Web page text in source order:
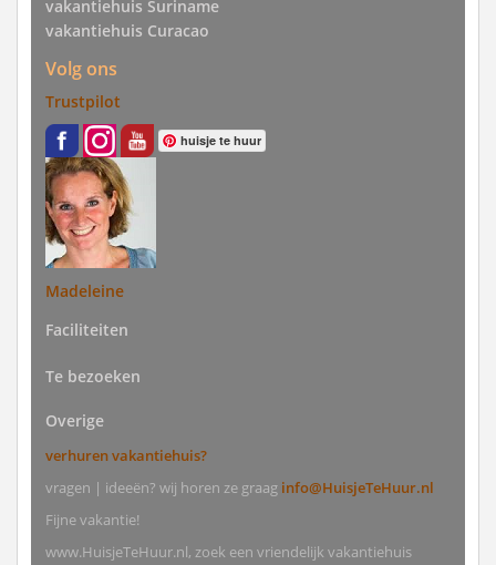
vakantiehuis Suriname
vakantiehuis Curacao
Volg ons
Trustpilot
huisje te huur
Madeleine
Faciliteiten
Te bezoeken
Overige
verhuren vakantiehuis?
vragen | ideeën? wij horen ze graag info@HuisjeTeHuur.nl
Fijne vakantie!
www.HuisjeTeHuur.nl, zoek een vriendelijk vakantiehuis